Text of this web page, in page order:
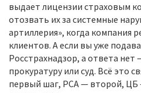
выдает лицензии страховым
отозвать их за системные
артиллерия», когда компания
клиентов. А если вы уже
Росстрахнадзор, а ответа
прокуратуру или суд. Всё это
первый шаг, РСА — второй, ЦБ